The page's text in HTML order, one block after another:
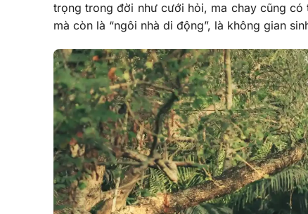
trọng trong đời như cưới hỏi, ma chay cũng
mà còn là “ngôi nhà di động”, là không gian